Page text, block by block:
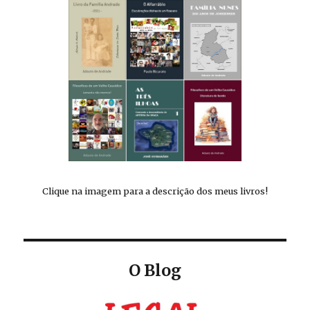
Clique na imagem para a descrição dos meus livros!
O Blog